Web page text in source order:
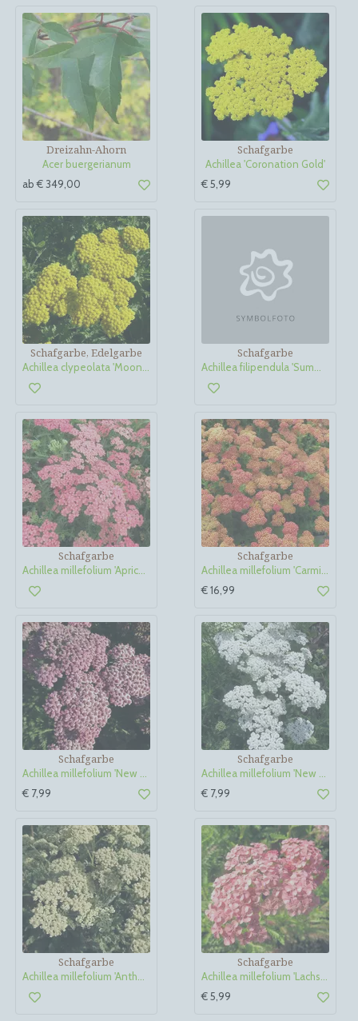
Dreizahn-Ahorn
Acer buergerianum
ab € 349,00
Schafgarbe
Achillea 'Coronation Gold'
€ 5,99
Schafgarbe, Edelgarbe
Achillea clypeolata 'Moonshine'
Schafgarbe
Achillea filipendula 'Summer Gold'
Schafgarbe
Achillea millefolium 'Apricot Delight'
Schafgarbe
Achillea millefolium 'Carmine'
€ 16,99
Schafgarbe
Achillea millefolium 'New Vintage Rose'
€ 7,99
Schafgarbe
Achillea millefolium 'New Vintage White'
€ 7,99
Schafgarbe
Achillea millefolium 'Anthea'
Schafgarbe
Achillea millefolium 'Lachsschönheit'
€ 5,99